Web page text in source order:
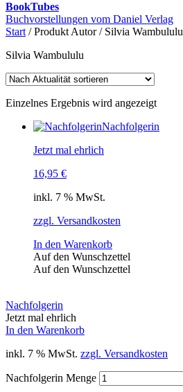
BookTubes
Buchvorstellungen vom Daniel Verlag
Start / Produkt Autor / Silvia Wambululu
Silvia Wambululu
Einzelnes Ergebnis wird angezeigt
Nachfolgerin
Jetzt mal ehrlich
16,95 €
inkl. 7 % MwSt.
zzgl. Versandkosten
In den Warenkorb
Auf den Wunschzettel
Auf den Wunschzettel
Nachfolgerin
Jetzt mal ehrlich
In den Warenkorb
inkl. 7 % MwSt. zzgl. Versandkosten
Nachfolgerin Menge